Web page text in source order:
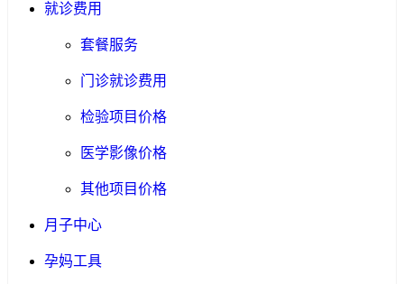
就诊费用
套餐服务
门诊就诊费用
检验项目价格
医学影像价格
其他项目价格
月子中心
孕妈工具